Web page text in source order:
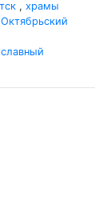
, храмы
Октябрьский